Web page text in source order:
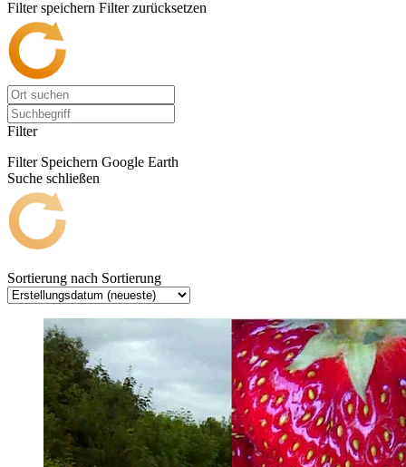
Filter speichern Filter zurücksetzen
Filter
Filter Speichern Google Earth
Suche schließen
Sortierung nach Sortierung